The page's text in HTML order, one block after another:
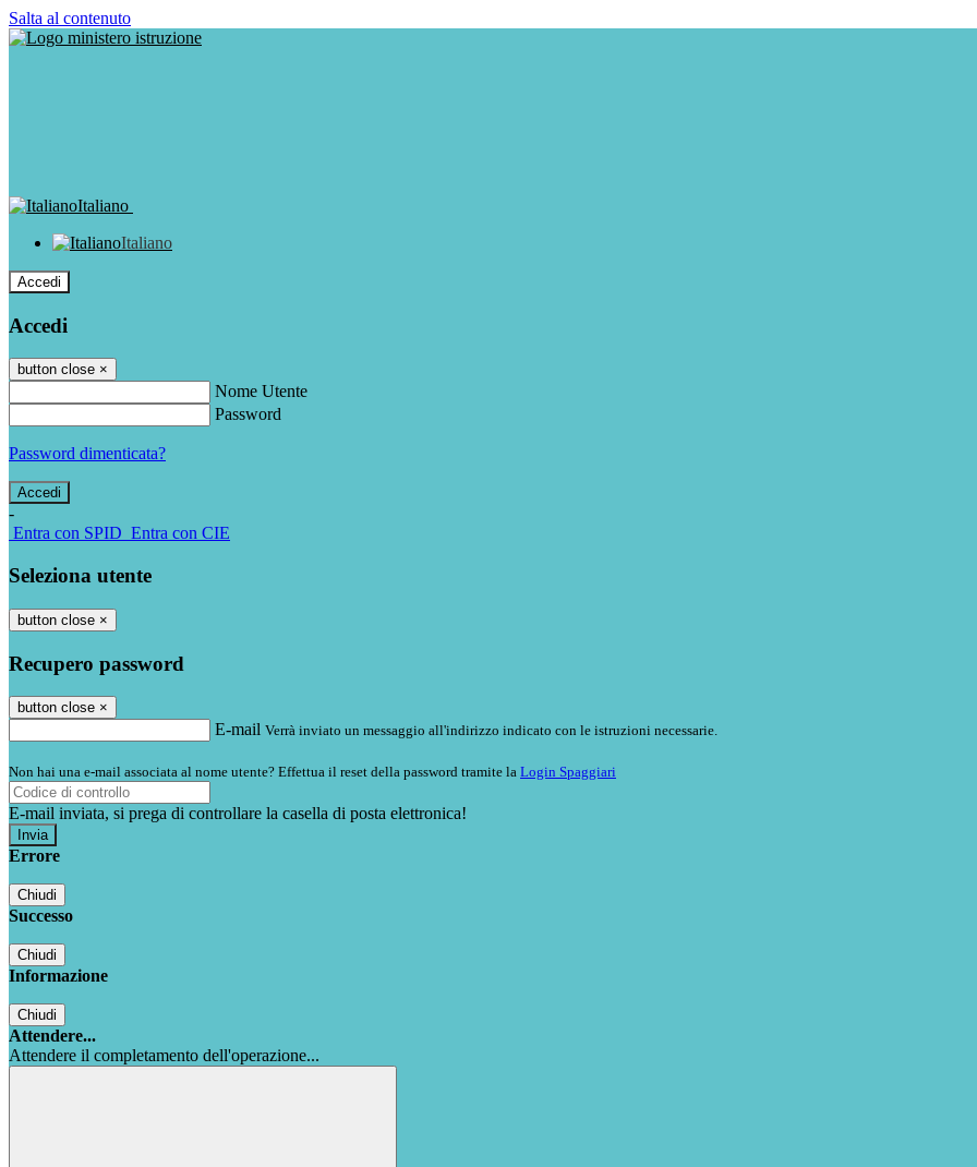
Salta al contenuto
Italiano
Italiano
Accedi
Accedi
button close ×
Nome Utente
Password
Password dimenticata?
-
Entra con SPID Entra con CIE
Seleziona utente
button close ×
Recupero password
button close ×
E-mail Verrà inviato un messaggio all'indirizzo indicato con le istruzioni necessarie.
Non hai una e-mail associata al nome utente? Effettua il reset della password tramite la Login Spaggiari
E-mail inviata, si prega di controllare la casella di posta elettronica!
Errore
Chiudi
Successo
Chiudi
Informazione
Chiudi
Attendere...
Attendere il completamento dell'operazione...